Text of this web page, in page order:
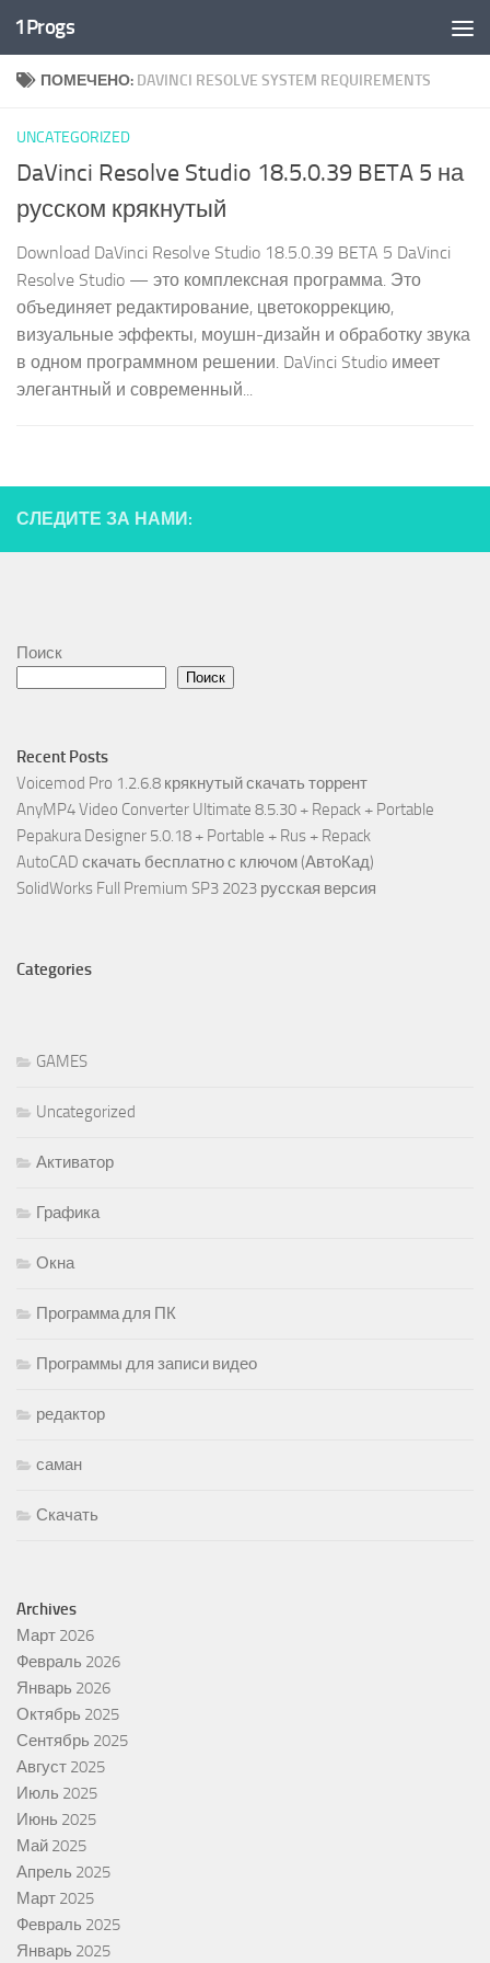
Перейти к содержимому
1Progs
ПОМЕЧЕНО: DAVINCI RESOLVE SYSTEM REQUIREMENTS
UNCATEGORIZED
DaVinci Resolve Studio 18.5.0.39 BETA 5 на
русском крякнутый
Download DaVinci Resolve Studio 18.5.0.39 BETA 5 DaVinci
Resolve Studio — это комплексная программа. Это
объединяет редактирование, цветокоррекцию,
визуальные эффекты, моушн-дизайн и обработку звука
в одном программном решении. DaVinci Studio имеет
элегантный и современный...
СЛЕДИТЕ ЗА НАМИ:
Поиск
Поиск
Recent Posts
Voicemod Pro 1.2.6.8 крякнутый скачать торрент
AnyMP4 Video Converter Ultimate 8.5.30 + Repack + Portable
Pepakura Designer 5.0.18 + Portable + Rus + Repack
AutoCAD скачать бесплатно с ключом (АвтоКад)
SolidWorks Full Premium SP3 2023 русская версия
Categories
GAMES
Uncategorized
Активатор
Графика
Окна
Программа для ПК
Программы для записи видео
редактор
саман
Скачать
Archives
Март 2026
Февраль 2026
Январь 2026
Октябрь 2025
Сентябрь 2025
Август 2025
Июль 2025
Июнь 2025
Май 2025
Апрель 2025
Март 2025
Февраль 2025
Январь 2025